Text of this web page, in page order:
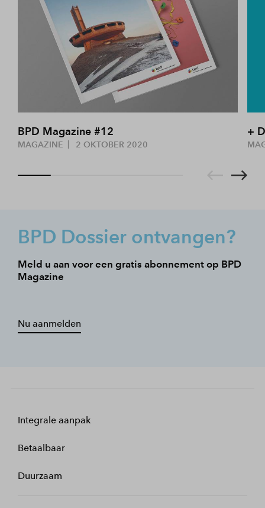
BPD Magazine #12
MAGAZINE 2 OKTOBER 2020
+
BPD Dossier ontvangen?
Meld u aan voor een gratis abonnement op BPD
Magazine
Nu aanmelden
Integrale aanpak
Betaalbaar
Duurzaam